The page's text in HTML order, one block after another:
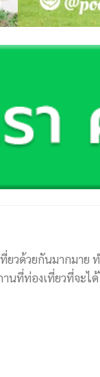
ยวด้วยกันมากมา
ที่ท่องเที่ยวที่จะไ